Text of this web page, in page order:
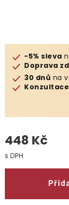
Naše katalogy
O nás
Kontakty
-5% sleva
Doprava
30 dnů na
Konzultace
448 Kč